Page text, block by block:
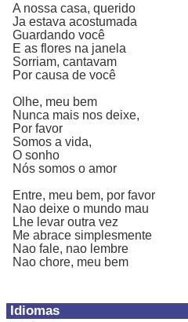
Idiomas
A nossa casa, querido
Ja estava acostumada
Guardando você
E as flores na janela
Sorriam, cantavam
Por causa de você
Olhe, meu bem
Nunca mais nos deixe,
Por favor
Somos a vida,
O sonho
Nós somos o amor
Entre, meu bem, por favor
Nao deixe o mundo mau
Lhe levar outra vez
Me abrace simplesmente
Nao fale, nao lembre
Nao chore, meu bem